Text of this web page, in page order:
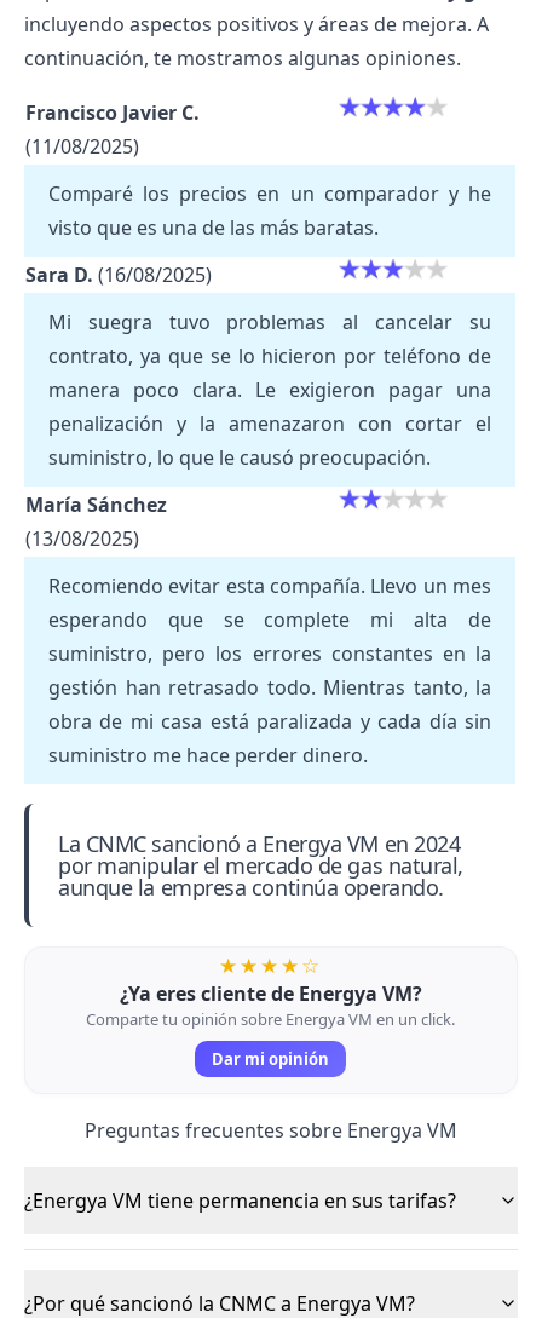
incluyendo aspectos positivos y áreas de mejora. A
continuación, te mostramos algunas opiniones.
Francisco Javier C.
(11/08/2025)
Comparé los precios en un comparador y he
visto que es una de las más baratas.
Sara D. (16/08/2025)
Mi suegra tuvo problemas al cancelar su
contrato, ya que se lo hicieron por teléfono de
manera poco clara. Le exigieron pagar una
penalización y la amenazaron con cortar el
suministro, lo que le causó preocupación.
María Sánchez
(13/08/2025)
Recomiendo evitar esta compañía. Llevo un mes
esperando que se complete mi alta de
suministro, pero los errores constantes en la
gestión han retrasado todo. Mientras tanto, la
obra de mi casa está paralizada y cada día sin
suministro me hace perder dinero.
La CNMC sancionó a Energya VM en 2024
por manipular el mercado de gas natural,
aunque la empresa continúa operando.
★★★★☆
¿Ya eres cliente de Energya VM?
Comparte tu opinión sobre Energya VM en un click.
Dar mi opinión
Preguntas frecuentes sobre Energya VM
¿Energya VM tiene permanencia en sus tarifas?
¿Por qué sancionó la CNMC a Energya VM?